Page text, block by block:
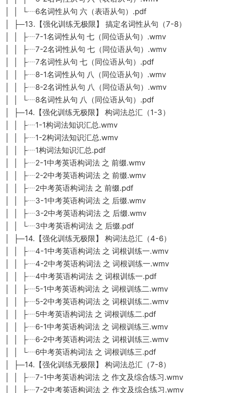
│ │ └┈6名词性从句 六（表语从句）.pdf
│ ├─13.【强化训练无极限】 搞定名词性从句（7-8）
│ │ ├┈7-1名词性从句 七（同位语从句）.wmv
│ │ ├┈7-2名词性从句 七（同位语从句）.wmv
│ │ ├┈7名词性从句 七（同位语从句）.pdf
│ │ ├┈8-1名词性从句 八（同位语从句）.wmv
│ │ ├┈8-2名词性从句 八（同位语从句）.wmv
│ │ └┈8名词性从句 八（同位语从句）.pdf
│ ├─14.【强化训练无极限】 构词法总汇（1-3）
│ │ ├┈1-1构词法知识汇总.wmv
│ │ ├┈1-2构词法知识汇总.wmv
│ │ ├┈1构词法知识汇总.pdf
│ │ ├┈2-1中考英语构词法 之 前缀.wmv
│ │ ├┈2-2中考英语构词法 之 前缀.wmv
│ │ ├┈2中考英语构词法 之 前缀.pdf
│ │ ├┈3-1中考英语构词法 之 后缀.wmv
│ │ ├┈3-2中考英语构词法 之 后缀.wmv
│ │ └┈3中考英语构词法 之 后缀.pdf
│ ├─14.【强化训练无极限】 构词法总汇（4-6）
│ │ ├┈4-1中考英语构词法 之 词根训练一.wmv
│ │ ├┈4-2中考英语构词法 之 词根训练一.wmv
│ │ ├┈4中考英语构词法 之 词根训练一.pdf
│ │ ├┈5-1中考英语构词法 之 词根训练二.wmv
│ │ ├┈5-2中考英语构词法 之 词根训练二.wmv
│ │ ├┈5中考英语构词法 之 词根训练二.pdf
│ │ ├┈6-1中考英语构词法 之 词根训练三.wmv
│ │ ├┈6-2中考英语构词法 之 词根训练三.wmv
│ │ └┈6中考英语构词法 之 词根训练三.pdf
│ ├─14.【强化训练无极限】 构词法总汇（7-8）
│ │ ├┈7-1中考英语构词法 之 作文及综合练习.wmv
│ │ ├┈7-2中考英语构词法 之 作文及综合练习.wmv